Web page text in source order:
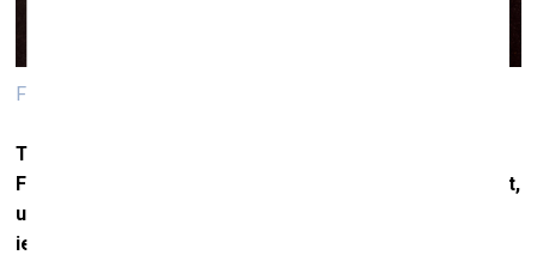
Filips Šmits. Foto no sērijas "Saules skūpstā"
Tu absolvē
Fotogrāfijas nodaļas Modes fotogrāfijas katedru. Šķiet,
uz
iespaidu. Fotogrāfijas pēc stilistiskajām iezīmēm